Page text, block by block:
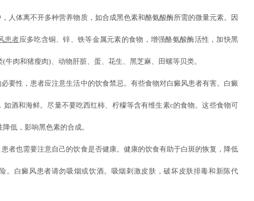
，人体离不开多种营养物质，如合成黑色素和酪氨酸酶所需的微量元素。因
患者应多吃含铜、锌、铁等金属元素的食物，增强酪氨酸酶活性，加快黑
牛肉和猪瘦肉)、动物肝脏、蛋、花生、黑芝麻、田螺等贝类。
性，患者应注意生活中的饮食禁忌。有些食物对白癜风患者有害。白癜
如酒和海鲜。尽量不要吃西红柿、柠檬等含有维生素c的食物。这些食物可
低，影响黑色素的合成。
也需要注意自己的饮食是否健康。健康的饮食有助于白斑的恢复，降低
。白癜风患者请勿吸烟或饮酒。吸烟刺激皮肤，破坏皮肤排毒和新陈代